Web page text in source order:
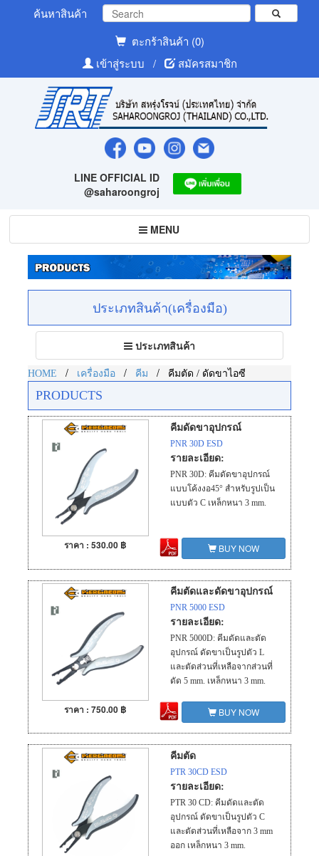
ค้นหาสินค้า
ตะกร้าสินค้า (0)
เข้าสู่ระบบ
/ สมัครสมาชิก
LINE OFFICIAL ID
@saharoongroj
Toggle
navigation
MENU
ประเภทสินค้า(เครื่องมือ)
Toggle
navigation
ประเภทสินค้า
HOME / เครื่องมือ / คีม / คีมตัด / ดัดขาไอซี
PRODUCTS
คีมดัดขาอุปกรณ์
PNR 30D ESD
รายละเอียด:
PNR 30D: คีมดัดขาอุปกรณ์
แบบโค้งงอ45° สำหรับรูปเป็น
แบบตัว C เหล็กหนา 3 mm.
ราคา : 530.00 ฿ BUY NOW
คีมตัดและดัดขาอุปกรณ์
PNR 5000 ESD
รายละเอียด:
PNR 5000D: คีมดัดและตัด
อุปกรณ์ ดัดขาเป็นรูปตัว L
และตัดส่วนที่เหลือจากส่วนที่
ดัด 5 mm. เหล็กหนา 3 mm.
ราคา : 750.00 ฿ BUY NOW
คีมตัด
PTR 30CD ESD
รายละเอียด:
PTR 30 CD: คีมดัดและตัด
อุปกรณ์ ดัดขาเป็นรูปตัว C
และตัดส่วนที่เหลือจาก 3 mm
ออก เหล็กหนา 3 mm.